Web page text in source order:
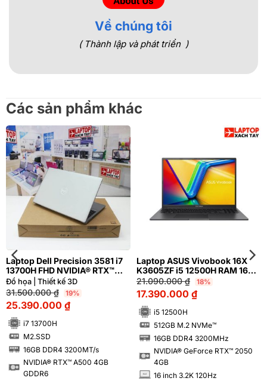
Về chúng tôi
( Thành lập và phát triển )
Các sản phẩm khác
Laptop Dell Precision 3581 i7
13700H FHD NVIDIA® RTX™
A500 4GB
Đồ họa | Thiết kế 3D
31.500.000₫ 19%
25.390.000 ₫
i7 13700H
SSD M2.SSD
16GB DDR4 3200MT/s
NVIDIA® RTX™ A500 4GB
GDDR6
Laptop ASUS Vivobook 16X
K3605ZF i5 12500H RAM 16GB
M2.SSD 512GB FHD+ 144Hz
NVIDIA® GeForce RTX™ 2050
4GB
21.090.000₫ 18%
17.390.000 ₫
i5 12500H
SSD 512GB M.2 NVMe™
16GB DDR4 3200MHz
NVIDIA® GeForce RTX™ 2050
4GB
INCH 16 inch 3.2K 120Hz